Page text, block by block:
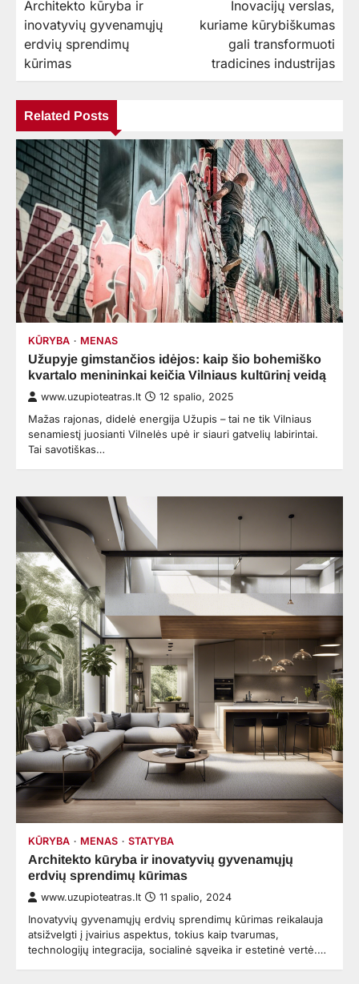
tarp
įrašų
Architekto kūryba ir
inovatyvių gyvenamųjų
erdvių sprendimų
kūrimas
Inovacijų verslas,
kuriame kūrybiškumas
gali transformuoti
tradicines industrijas
Related Posts
KŪRYBA MENAS
Užupyje gimstančios idėjos: kaip šio bohemiško
kvartalo menininkai keičia Vilniaus kultūrinį veidą
www.uzupioteatras.lt 12 spalio, 2025
Mažas rajonas, didelė energija Užupis – tai ne tik Vilniaus
senamiestį juosianti Vilnelės upė ir siauri gatvelių labirintai.
Tai savotiškas…
KŪRYBA MENAS STATYBA
Architekto kūryba ir inovatyvių gyvenamųjų
erdvių sprendimų kūrimas
www.uzupioteatras.lt 11 spalio, 2024
Inovatyvių gyvenamųjų erdvių sprendimų kūrimas reikalauja
atsižvelgti į įvairius aspektus, tokius kaip tvarumas,
technologijų integracija, socialinė sąveika ir estetinė vertė.…